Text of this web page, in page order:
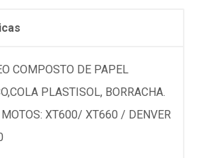
COMPOSTO DE PAPEL
PLASTISOL, BORRACHA.
XT600/ XT660 / DENVER